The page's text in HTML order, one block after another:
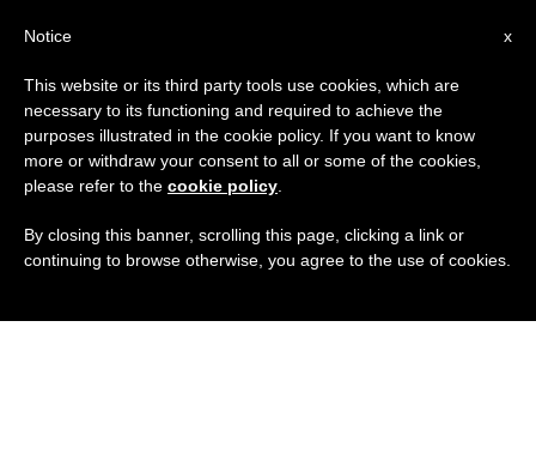
x
Notice
This website or its third party tools use cookies, which are
necessary to its functioning and required to achieve the
purposes illustrated in the cookie policy. If you want to know
more or withdraw your consent to all or some of the cookies,
please refer to the cookie policy
By closing this banner, scrolling this page, clicking a link or
continuing to browse otherwise, you agree to the use of cookies.